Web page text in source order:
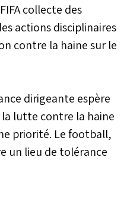
collecte des
actions disciplinaires
contre la haine sur le
dirigeante espère
la lutte contre la haine
priorité. Le football,
un lieu de tolérance